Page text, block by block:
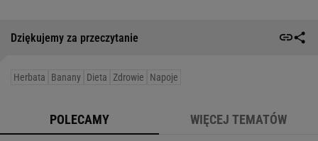
Dziękujemy za przeczytanie
Herbata Banany Dieta Zdrowie Napoje
POLECAMY WIĘCEJ TEMATÓW